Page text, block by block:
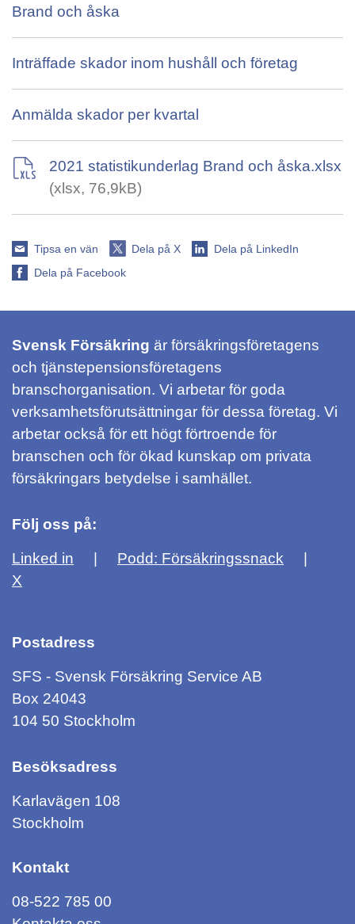
Brand och åska
Inträffade skador inom hushåll och företag
Anmälda skador per kvartal
2021 statistikunderlag Brand och åska.xlsx
(xlsx, 76,9kB)
Tipsa en vän Dela på X
Dela på LinkedIn
Dela på Facebook
Svensk Försäkring är försäkringsföretagens
och tjänstepensionsföretagens
branschorganisation. Vi arbetar för goda
verksamhetsförutsättningar för dessa företag. Vi
arbetar också för ett högt förtroende för
branschen och för ökad kunskap om privata
försäkringars betydelse i samhället.
Följ oss på:
Linked in
Podd: Försäkringssnack
X
Postadress
SFS - Svensk Försäkring Service AB
Box 24043
104 50 Stockholm
Besöksadress
Karlavägen 108
Stockholm
Kontakt
08-522 785 00